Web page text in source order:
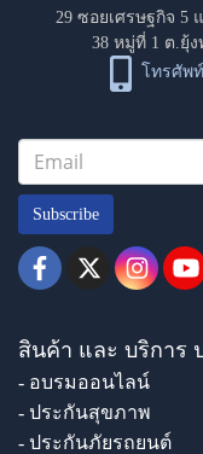
29 ซอยเศรษฐกิจ 5
38 หมู่ที่ 1 ต.ยุ้
โทรศัพ
Subscribe
สินค้า และ บริการ
- อบรมออนไลน์
- ประกันสุขภาพ
- ประกันภัยรถยนต์